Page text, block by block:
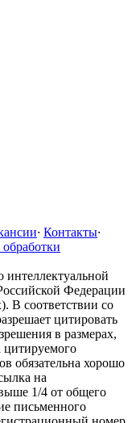
· Контакты·
интеллектуальной
Федерации
В соответствии со
цитировать
в размерах,
обязательна хорошо
на
1/4 от общего
письменного